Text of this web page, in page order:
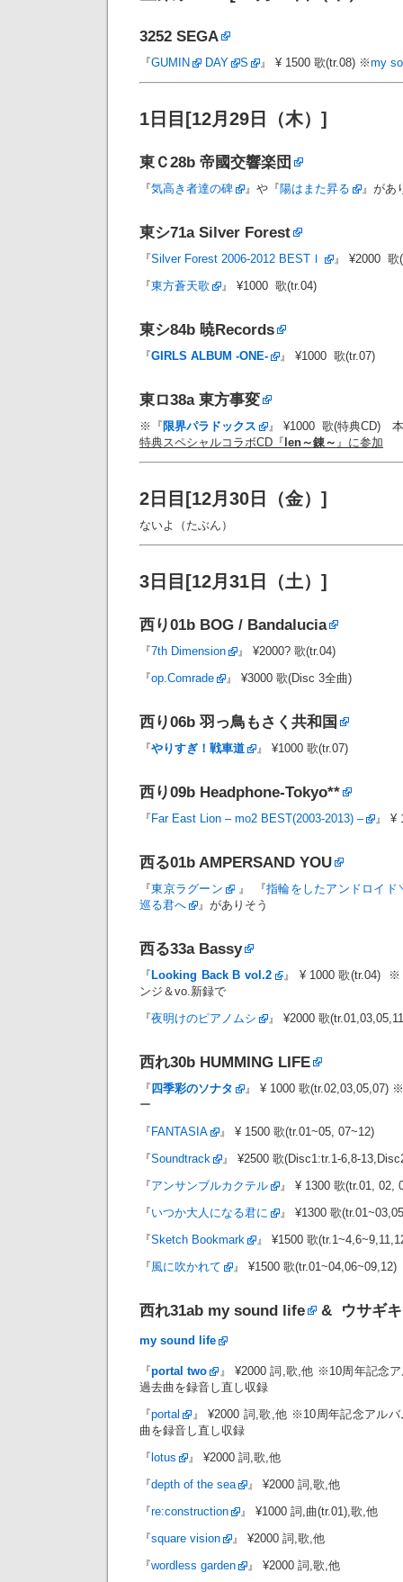
3252 SEGA
『GUMIN DAY S 』 ¥ 1500 歌(tr.08) ※my
1日目[12月29日（木）]
東Ｃ28b 帝國交響楽団
『気高き者達の碑 』や『陽はまた昇る 』があ
東シ71a Silver Forest
『Silver Forest 2006-2012 BESTⅠ
』 ¥2000 歌
『東方蒼天歌 』 ¥1000 歌(tr.04)
東シ84b 暁Records
『GIRLS ALBUM -ONE- 』 ¥1000 歌(tr.07)
東ロ38a 東方事変
※『 限界パラドックス
』 ¥1000 歌(特典CD)
特典スペシャルコラボCD『 len～錬～ 』に参加
2日目[12月30日（金）]
ないよ（たぶん）
3日目[12月31日（土）]
西り01b BOG / Bandalucia
『7th Dimension
』 ¥2000? 歌(tr.04)
『op.Comrade 』 ¥3000 歌(Disc 3全曲)
西り06b 羽っ鳥もさく共和国
『やりすぎ！戦車道 』 ¥1000 歌(tr.07)
西り09b Headphone-Tokyo**
『 Far East Lion – mo2 BEST(2003-2013) – 』 ¥
西る01b AMPERSAND YOU
『東京ラグーン 』 『指輪をしたアンドロイド
巡る君へ
』がありそう
西る33a Bassy
『 Looking Back B vol.2
』 ¥ 1000 歌(tr.04) ※
ンジ＆vo.新録で
『夜明けのピアノムシ 』 ¥2000 歌
西れ30b HUMMING LIFE
『 四季彩のソナタ
』 ¥ 1000 歌(tr.02,03,05,07)
ー
『 FANTASIA
』 ¥ 1500 歌(tr.01~05, 07~12)
『Soundtrack
』 ¥2500 歌(Disc1:tr.1-6,8-
『アンサンブルカクテル
』 ¥ 1300 歌(tr.01, 02,
『いつか大人になる君に
』 ¥1300 歌
『Sketch Bookmark
』 ¥1500 歌
『風に吹かれて 』 ¥1500 歌(tr.01~04,06~09,12)
西れ31ab my sound life & ウサギ
my sound life
『portal two
』 ¥2000 詞,歌,他 ※10周年記念
過去曲を録音し直し収録
『portal
』 ¥2000 詞,歌,他 ※10周年記念アル
曲を録音し直し収録
『 lotus
』 ¥2000 詞,歌,他
『depth of the sea
』 ¥2000 詞,歌,他
『re:construction
』 ¥1000 詞,曲(tr.01),歌,他
『square vision
』 ¥2000 詞,歌,他
『wordless garden 』 ¥2000 詞,歌,他